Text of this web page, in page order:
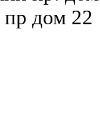
пр дом 22